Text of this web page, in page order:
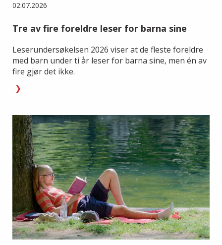
02.07.2026
Tre av fire foreldre leser for barna sine
Leserundersøkelsen 2026 viser at de fleste foreldre
med barn under ti år leser for barna sine, men én av
fire gjør det ikke.